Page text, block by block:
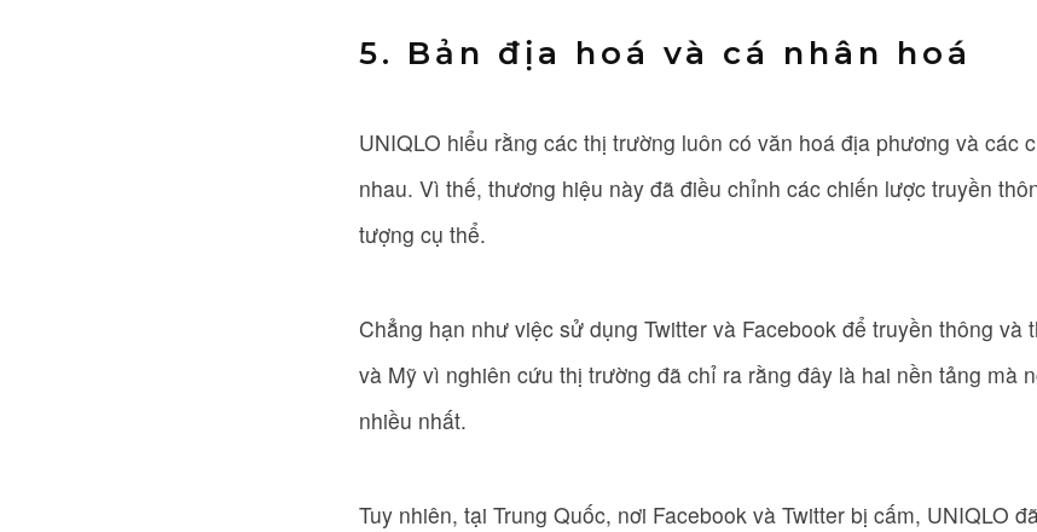
5. Bản địa hoá và cá nhân hoá
UNIQLO hiểu rằng các thị trường luôn có văn hoá địa phương và các
nhau. Vì thế, thương hiệu này đã điều chỉnh các chiến lược truyền
tượng cụ thể.
Chẳng hạn như việc sử dụng Twitter và Facebook để truyền thông và
và Mỹ vì nghiên cứu thị trường đã chỉ ra rằng đây là hai nền tảng mà
nhiều nhất.
Tuy nhiên, tại Trung Quốc, nơi Facebook và Twitter bị cấm, UNIQLO